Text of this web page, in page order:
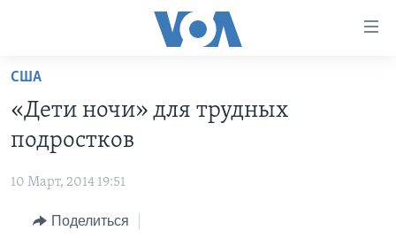
Перейти
основной
контент
Перейти
навигации
ПРОГРАММЫ
НОВОСТИ ЗА МИНУТУ
ИТОГИ
ПРОЕКТЫ
УЧИМ АНГЛИЙСКИЙ
НАША АМЕРИКАНСКАЯ ИСТОРИЯ
ЭКСПЕРТИЗА
ИНТЕРВЬЮ
США
«Дети ночи» для трудных
подростков
10 Март, 2014 19:51
Поделиться